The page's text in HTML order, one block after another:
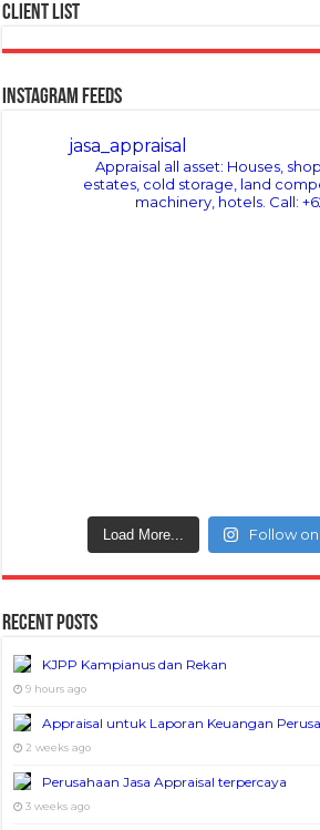
Client List
Instagram Feeds
jasa_appraisal
Appraisal all asset: Houses,
estates, cold storage, land
machinery, hotels. Call:
Load More... Follow
Recent Posts
KJPP Kampianus dan Rekan
9 hours ago
Appraisal untuk Laporan Keuangan
2 weeks ago
Perusahaan Jasa Appraisal terpercaya
3 weeks ago